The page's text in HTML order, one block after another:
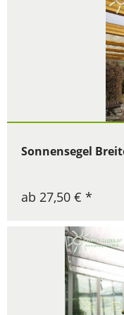
Sonnensegel
ab 27,50 € *